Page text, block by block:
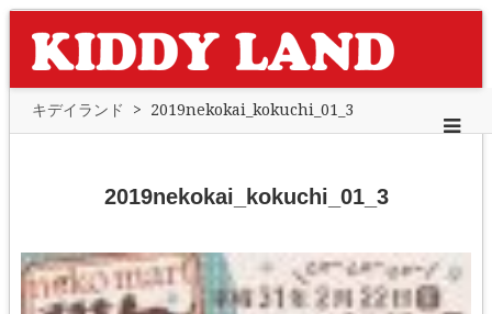
キデイランド > 2019nekokai_kokuchi_01_3
2019nekokai_kokuchi_01_3